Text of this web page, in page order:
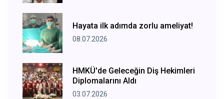
Hayata ilk adımda zorlu ameliyat!
08.07.2026
HMKÜ'de Geleceğin Diş Hekimleri
Diplomalarını Aldı
03.07.2026